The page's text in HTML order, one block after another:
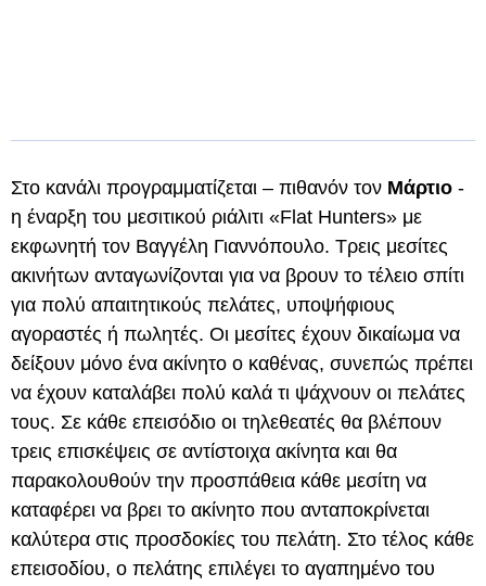
Στο κανάλι προγραμματίζεται – πιθανόν τον Μάρτιο -
η έναρξη του μεσιτικού ριάλιτι «Flat Hunters» με
εκφωνητή τον Βαγγέλη Γιαννόπουλο. Tρεις μεσίτες
ακινήτων ανταγωνίζονται για να βρουν το τέλειο σπίτι
για πολύ απαιτητικούς πελάτες, υποψήφιους
αγοραστές ή πωλητές. Οι μεσίτες έχουν δικαίωμα να
δείξουν μόνο ένα ακίνητο ο καθένας, συνεπώς πρέπει
να έχουν καταλάβει πολύ καλά τι ψάχνουν οι πελάτες
τους. Σε κάθε επεισόδιο οι τηλεθεατές θα βλέπουν
τρεις επισκέψεις σε αντίστοιχα ακίνητα και θα
παρακολουθούν την προσπάθεια κάθε μεσίτη να
καταφέρει να βρει το ακίνητο που ανταποκρίνεται
καλύτερα στις προσδοκίες του πελάτη. Στο τέλος κάθε
επεισοδίου, ο πελάτης επιλέγει το αγαπημένο του